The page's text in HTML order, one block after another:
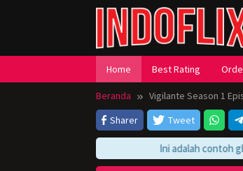
Home Best Rating
Beranda
Vigilante Season 1
Sharer
Tweet
Ini adalah contoh